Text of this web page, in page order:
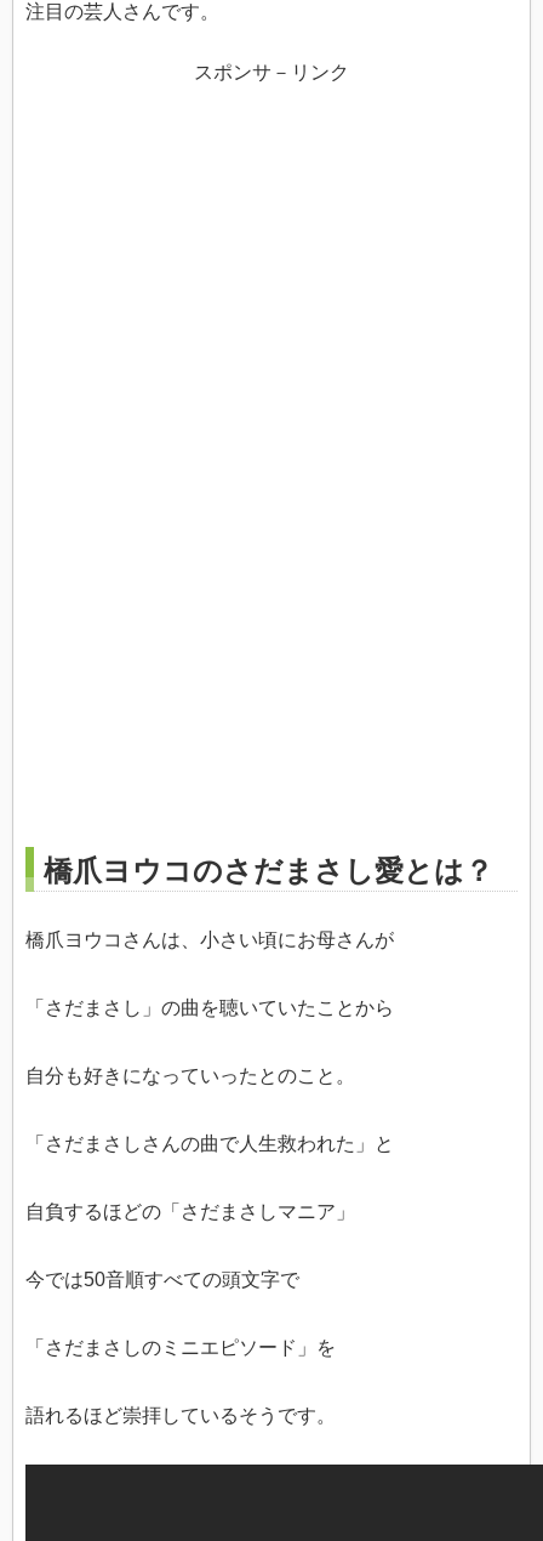
注目の芸人さんです。
スポンサ－リンク
橋爪ヨウコのさだまさし愛とは？
橋爪ヨウコさんは、小さい頃にお母さんが
「さだまさし」の曲を聴いていたことから
自分も好きになっていったとのこと。
「さだまさしさんの曲で人生救われた」と
自負するほどの「さだまさしマニア」
今では50音順すべての頭文字で
「さだまさしのミニエピソード」を
語れるほど崇拝しているそうです。